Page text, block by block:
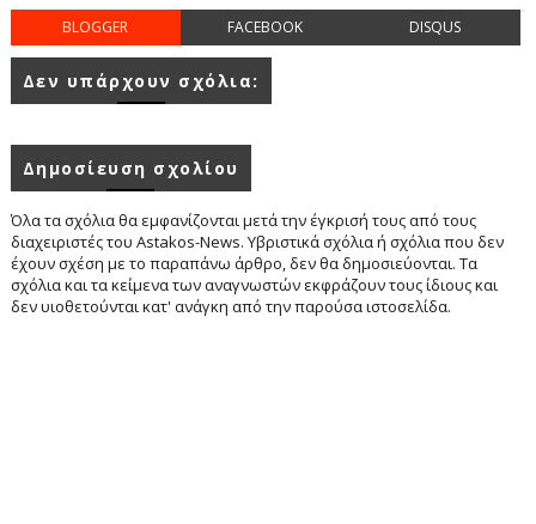
BLOGGER FACEBOOK DISQUS
Δεν υπάρχουν σχόλια:
Δημοσίευση σχολίου
Όλα τα σχόλια θα εμφανίζονται μετά την έγκρισή τους από τους
διαχειριστές του Astakos-News. Υβριστικά σχόλια ή σχόλια που δεν
έχουν σχέση με το παραπάνω άρθρο, δεν θα δημοσιεύονται. Τα
σχόλια και τα κείμενα των αναγνωστών εκφράζουν τους ίδιους και
δεν υιοθετούνται κατ' ανάγκη από την παρούσα ιστοσελίδα.